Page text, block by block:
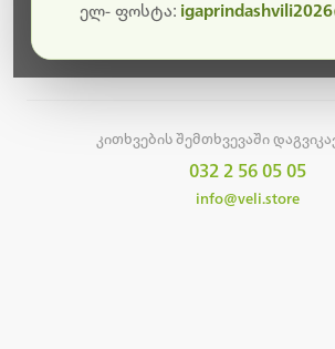
კითხვების შემთხვევაში
032 2 56 05 05
info@veli.store
ელ- ფოსტა: